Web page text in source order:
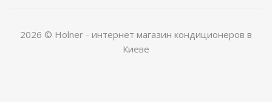
2026 © Holner - интернет магазин кондиционеров в
Киеве